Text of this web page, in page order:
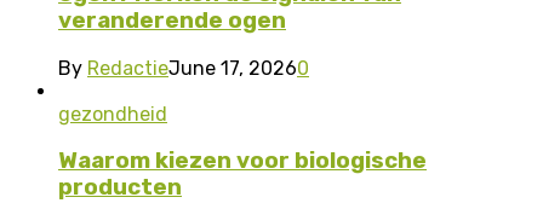
veranderende ogen
By RedactieJune 17, 20260
gezondheid
Waarom kiezen voor biologische
producten